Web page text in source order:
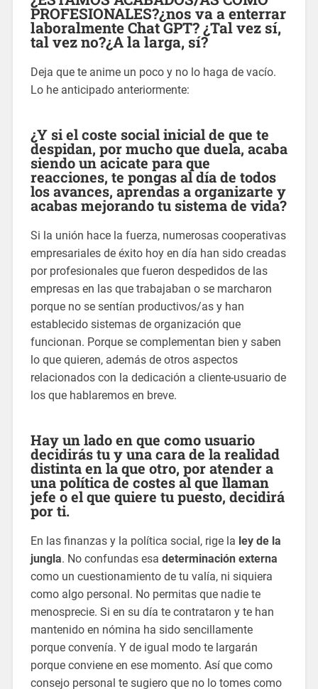
PROFESIONALES?¿nos va a enterrar
laboralmenteChat GPT? ¿Tal vez sí,
tal vez no?¿A la larga, sí?
Deja que te anime un poco y no lo haga de vacío.
Lo he anticipado anteriormente:
¿Y si elcoste socialinicial de que te
despidan, por mucho que duela, acaba
siendo un acicate para que
reacciones, te pongas al día de todos
los avances, aprendas a organizarte y
acabas mejorando tu sistema de vida?
Si la unión hace la fuerza, numerosas cooperativas
empresariales de éxito hoy en día han sido creadas
por profesionales que fueron despedidos de las
empresas en las que trabajaban o se marcharon
porque no se sentían productivos/as y han
establecido sistemas de organización que
funcionan. Porque se complementan bien y saben
lo que quieren, además de otros aspectos
relacionados con la dedicación a cliente-usuario de
los que hablaremos en breve.
Hay un lado en que como usuario
decidirás tu y una cara de la realidad
distinta en la que otro, por atender a
una política de costes al que llaman
jefe o el que quiere tu puesto, decidirá
por ti.
En las finanzas y la política social, rige la ley de la
jungla. No confundas esa determinación externa
como un cuestionamiento de tu valía, ni siquiera
como algo personal. No permitas que nadie te
menosprecie. Si en su día te contrataron y te han
mantenido en nómina ha sido sencillamente
porque convenía. Y de igual modo te largarán
porque conviene en ese momento. Así que como
consejo personal te sugiero que no lo tomes como